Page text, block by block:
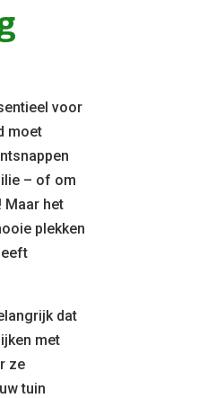
voor
moet
– of om
Maar het
plekken
dat
met
ze
tuin